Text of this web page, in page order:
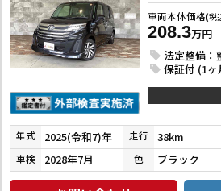
車両本体価格(税
208.3万円
法定整備：
保証付 (1
年式 2025(令和7)年 走行 38km
車検 2028年7月 色 ブラック